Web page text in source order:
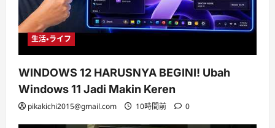
生活・ライフ
WINDOWS 12 HARUSNYA BEGINI! Ubah
Windows 11 Jadi Makin Keren
pikakichi2015@gmail.com 10時間前 0